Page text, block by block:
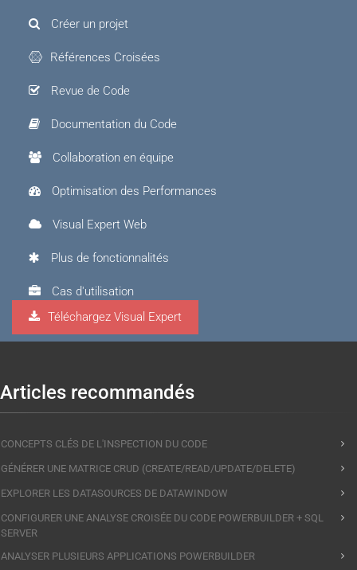
Créer un projet
Références Croisées
Revue de Code
Documentation du Code
Collaboration en équipe
Optimisation des Performances
Visual Expert Web
Plus de fonctionnalités
Cas d'utilisation
Visual Expert.AI
Téléchargez Visual Expert
Articles recommandés
CONCEPTS CLÉS DE L'INSPECTION DU CODE
GÉNÉRER UNE MATRICE CRUD (CREATE/READ/UPDATE/DELETE)
EXPLORER LES DATASOURCES DE DATAWINDOW
CONFIGURER UNE ANALYSE CROISÉE DU CODE POWERBUILDER + SQL
SERVER
ANALYSER PLUSIEURS APPLICATIONS POWERBUILDER